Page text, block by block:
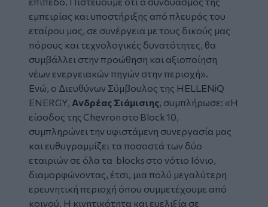
εμπειρίας και υποστήριξης από πλευράς του
εταίρου μας, σε συνέργεια με τους δικούς μας
πόρους και τεχνολογικές δυνατότητες, θα
συμβάλλει στην προώθηση και αξιοποίηση
νέων ενεργειακών πηγών στην περιοχή».
Ενώ, ο Διευθύνων Σύμβουλος της HELLENiQ
ENERGY, Ανδρέας Σιάμισιης, συμπλήρωσε: «Η
είσοδος της Chevron στο Block 10,
συμπληρώνει την υφιστάμενη συνεργασία μας
και ευθυγραμμίζει τα ποσοστά των δύο
εταιριών σε όλα τα blocks στο νότιο Ιόνιο,
διαμορφώνοντας, έτσι, μια πολύ μεγαλύτερη
ερευνητική περιοχή όπου συμμετέχουμε από
κοινού. Η κινητικότητα και ευελιξία σε